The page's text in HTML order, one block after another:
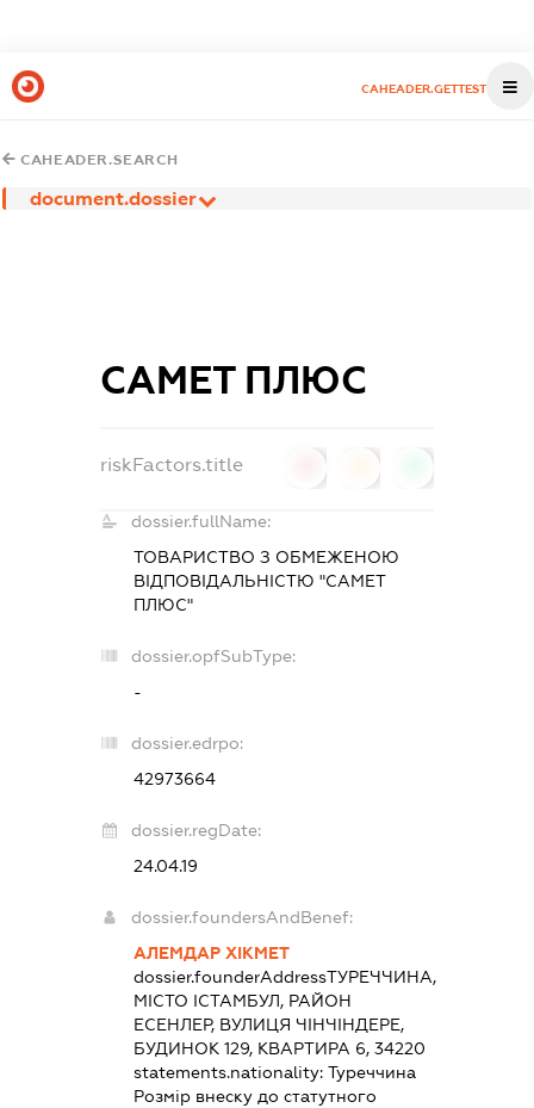
CAHEADER.GETTEST
CAHEADER.SEARCH
document.dossier
САМЕТ ПЛЮС
riskFactors.title
dossier.fullName:
ТОВАРИСТВО З ОБМЕЖЕНОЮ
ВІДПОВІДАЛЬНІСТЮ "САМЕТ
ПЛЮС"
dossier.opfSubType:
-
dossier.edrpo:
42973664
dossier.regDate:
24.04.19
dossier.foundersAndBenef:
АЛЕМДАР ХІКМЕТ
dossier.founderAddressТУРЕЧЧИНА,
МІСТО ІСТАМБУЛ, РАЙОН
ЕСЕНЛЕР, ВУЛИЦЯ ЧІНЧІНДЕРЕ,
БУДИНОК 129, КВАРТИРА 6, 34220
statements.nationality: Туреччина
Розмір внеску до статутного